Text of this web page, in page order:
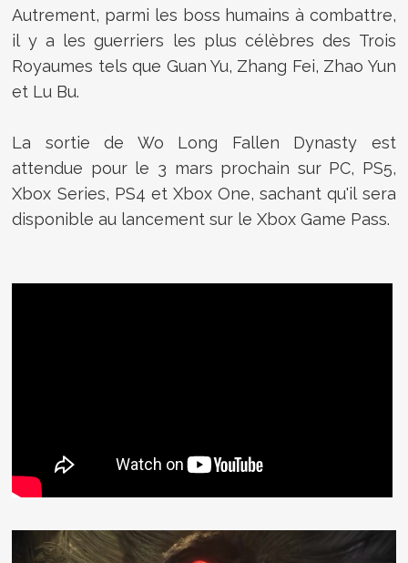
Autrement, parmi les boss humains à combattre,
il y a les guerriers les plus célèbres des Trois
Royaumes tels que Guan Yu, Zhang Fei, Zhao Yun
et Lu Bu.
La sortie de Wo Long Fallen Dynasty est
attendue pour le 3 mars prochain sur PC, PS5,
Xbox Series, PS4 et Xbox One, sachant qu'il sera
disponible au lancement sur le Xbox Game Pass.